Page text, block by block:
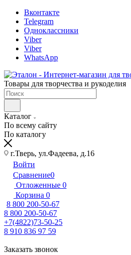
Вконтакте
Telegram
Одноклассники
Viber
Viber
WhatsApp
Товары для творчества и рукоделия
Каталог
По всему сайту
По каталогу
г.Тверь, ул.Фадеева, д.16
Войти
Сравнение0
Отложенные 0
Корзина 0
8 800 200-50-67
8 800 200-50-67
+7(4822)73-50-25
8 910 836 97 59
Заказать звонок